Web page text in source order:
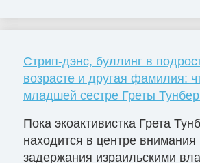
Стрип-дэнс, буллинг в
возрасте и другая фамилия:
младшей сестре Греты
Пока экоактивистка Грета
находится в центре внимания
задержания израильскими